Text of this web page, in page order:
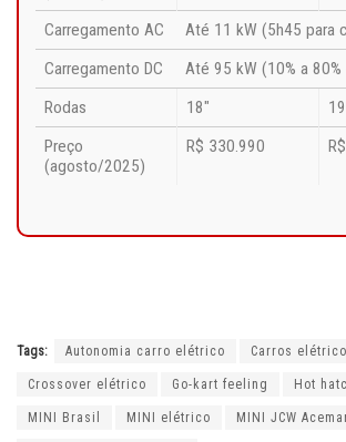
Carregamento AC
Até 11 kW (5h45 para
Carregamento DC
Até 95 kW (10% a
Rodas
18″
Preço
(agosto/2025)
R$ 330.990
Tags: Autonomia carro elétrico Carros
Crossover elétrico Go-kart feeling Hot
MINI Brasil MINI elétrico MINI JCW